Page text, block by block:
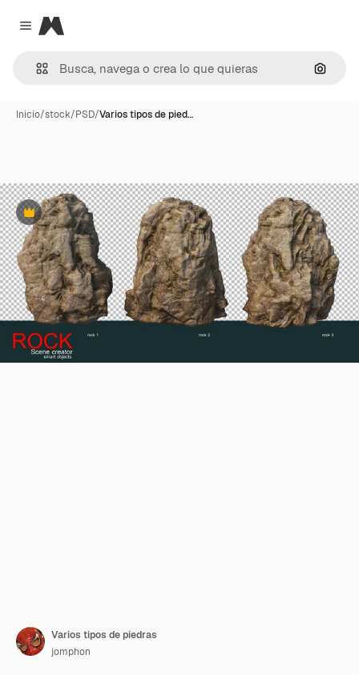
Close menu
Magnific
Inicio/stock/PSD/Varios tipos de pied…
Premium
Varios tipos de piedras
jomphon